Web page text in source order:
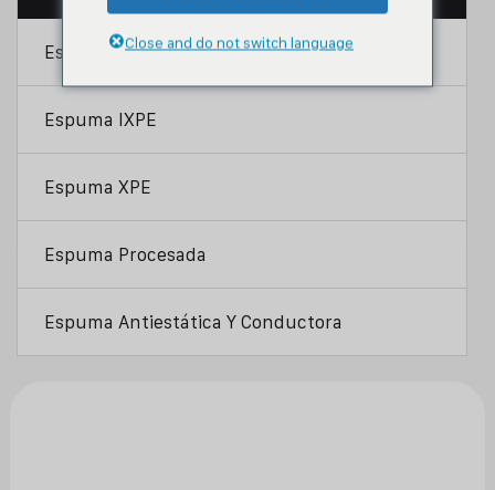
Espuma IXPP
Espuma IXPE
Espuma XPE
Espuma Procesada
Espuma Antiestática Y Conductora
Close and do not switch language